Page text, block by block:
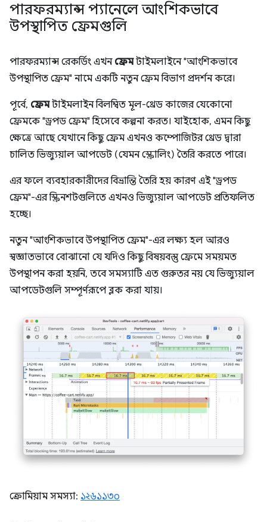
পারফরম্যান্স প্যানেলে আংশিকভাবে
উপস্থাপিত ফ্রেমগুলি
পারফরম্যান্স রেকর্ডিং এখন ফ্রেমটাইমলাইনে "আংশিকভাবে
উপস্থাপিত ফ্রেম" নামে একটি নতুন ফ্রেম বিভাগ প্রদর্শন করে।
পূর্বে, ফ্রেমটাইমলাইন বিলম্বিত মূল-থ্রেড কাজের যেকোনো
ফ্রেমকে "ড্রপড ফ্রেম" হিসেবে কল্পনা করত। যাইহোক, এমন কিছু
ক্ষেত্রে আছে যেখানে কিছু ফ্রেম এখনও কম্পোজিটর থ্রেড দ্বারা
চালিত ভিজ্যুয়াল আপডেট (যেমন স্ক্রোলিং) তৈরি করতে পারে।
এর ফলে ব্যবহারকারীদের বিভ্রান্তি তৈরি হয় কারণ এই "ড্রপড
ফ্রেম"-এর স্ক্রিনশটগুলিতে এখনও ভিজ্যুয়াল আপডেট প্রতিফলিত
হচ্ছে।
নতুন "আংশিকভাবে উপস্থাপিত ফ্রেম"-এর লক্ষ্য হল আরও
স্বজ্ঞাতভাবে বোঝানো যে যদিও কিছু বিষয়বস্তু ফ্রেমে সময়মত
উপস্থাপন করা হয়নি, তবে সমস্যাটি এত গুরুতর নয় যে ভিজ্যুয়াল
আপডেটগুলি সম্পূর্ণরূপে ব্লক করা যায়।
ক্রোমিয়াম সমস্যা: ১২৬১১৩০